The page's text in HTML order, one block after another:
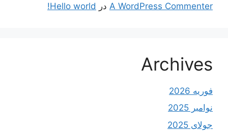
A WordPress Commenter در Hello world!
Archives
فوریه 2026
نوامبر 2025
جولای 2025